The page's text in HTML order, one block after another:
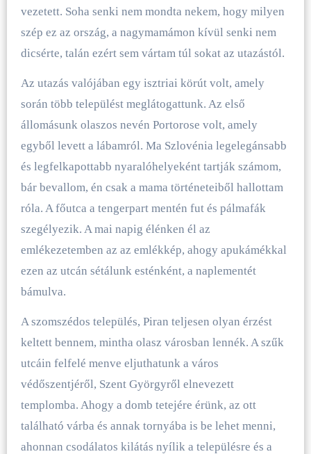
vezetett. Soha senki nem mondta nekem, hogy milyen
szép ez az ország, a nagymamámon kívül senki nem
dicsérte, talán ezért sem vártam túl sokat az utazástól.
Az utazás valójában egy isztriai körút volt, amely
során több települést meglátogattunk. Az első
állomásunk olaszos nevén Portorose volt, amely
egyből levett a lábamról. Ma Szlovénia legelegánsabb
és legfelkapottabb nyaralóhelyeként tartják számom,
bár bevallom, én csak a mama történeteiből hallottam
róla. A főutca a tengerpart mentén fut és pálmafák
szegélyezik. A mai napig élénken él az
emlékezetemben az az emlékkép, ahogy apukámékkal
ezen az utcán sétálunk esténként, a naplementét
bámulva.
A szomszédos település, Piran teljesen olyan érzést
keltett bennem, mintha olasz városban lennék. A szűk
utcáin felfelé menve eljuthatunk a város
védőszentjéről, Szent Györgyről elnevezett
templomba. Ahogy a domb tetejére érünk, az ott
található várba és annak tornyába is be lehet menni,
ahonnan csodálatos kilátás nyílik a településre és a